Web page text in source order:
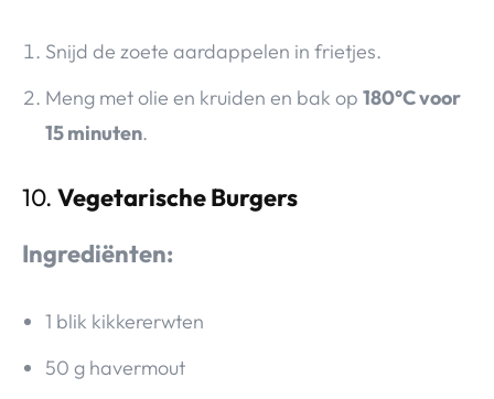
Snijd de zoete aardappelen in frietjes.
Meng met olie en kruiden en bak op 180°C voor
15 minuten.
10. Vegetarische Burgers
Ingrediënten:
1 blik kikkererwten
50 g havermout